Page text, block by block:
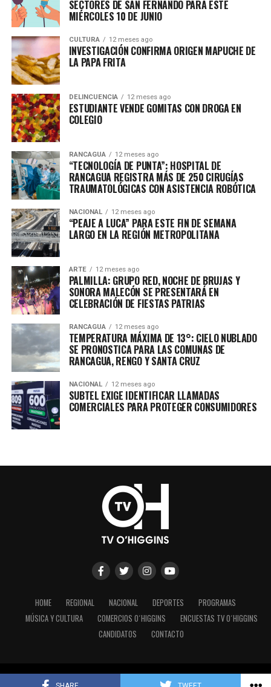
SECTORES DE SAN FERNANDO PARA ESTE
MIÉRCOLES 10 DE JUNIO
CULTURA 12 meses ago
INVESTIGACIÓN CONFIRMA ORIGEN MAPUCHE DE
LA PAPA FRITA
DELINCUENCIA 12 meses ago
ESTUDIANTE VENDE GOMITAS CON DROGA EN
COLEGIO
RANCAGUA 12 meses ago
“TECNOLOGÍA DE PUNTA”: HOSPITAL DE
RANCAGUA REGISTRA MÁS DE 250 CIRUGÍAS
TRAUMATOLÓGICAS CON ASISTENCIA ROBÓTICA
NACIONAL 12 meses ago
“PEAJE A LUCA” PARA ESTE FIN DE SEMANA
LARGO EN LA REGIÓN METROPOLITANA
ARTE 12 meses ago
PALMILLA: GRUPO RED, NOCHE DE BRUJAS Y
SONORA MALECÓN SE PRESENTARÁ EN
CELEBRACIÓN DE FIESTAS PATRIAS
RANCAGUA 12 meses ago
TEMPERATURA MÁXIMA DE 13°: CIELO NUBLADO
SE PRONOSTICA PARA LAS COMUNAS DE
RANCAGUA, RENGO Y SANTA CRUZ
NACIONAL 12 meses ago
SUBTEL EXIGE IDENTIFICAR LLAMADAS
COMERCIALES PARA PROTEGER CONSUMIDORES
HOME REGIONAL NACIONAL DEPORTES
PROGRAMAS
MÚSICA Y CULTURA
COMERCIOS O´HIGGINS
ENCUESTAS TV O´HIGGINS
CANDIDATOS
CONTACTO
Copyright © 2023 - TV O´Higgins.